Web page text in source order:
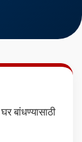
बांधण्यासाठी